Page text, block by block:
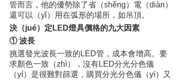
管而言，他的優勢除了省（shěng）電（diàn）
還可以（yǐ）用在弧形的場所，如吊頂。
決（jué）定LED燈具價格的九大因素
① 波長
挑選發光波長一致的LED管，成本會增高。要
求顏色一致（zhì），沒有LED分光分色儀
（yí）是很難對篩選，購買分光分色儀（yí）又